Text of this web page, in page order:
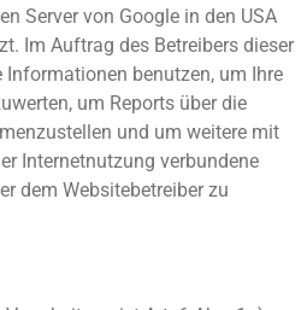
Server von Google in den USA
Im Auftrag des Betreibers dieser
Informationen benutzen, um Ihre
um Reports über die
und um weitere mit
Internetnutzung verbundene
dem Websitebetreiber zu